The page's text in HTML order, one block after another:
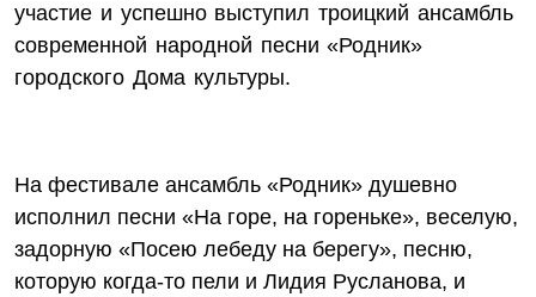
участие и успешно выступил троицкий ансамбль
современной народной песни «Родник»
городского Дома культуры.
На фестивале ансамбль «Родник» душевно
исполнил песни «На горе, на гореньке», веселую,
задорную «Посею лебеду на берегу», песню,
которую когда-то пели и Лидия Русланова, и